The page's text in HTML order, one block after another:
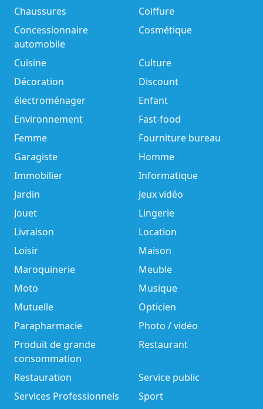
Chaussures
Coiffure
Concessionnaire
automobile
Cosmétique
Cuisine
Culture
Décoration
Discount
électroménager
Enfant
Environnement
Fast-food
Femme
Fourniture bureau
Garagiste
Homme
Immobilier
Informatique
Jardin
Jeux vidéo
Jouet
Lingerie
Livraison
Location
Loisir
Maison
Maroquinerie
Meuble
Moto
Musique
Mutuelle
Opticien
Parapharmacie
Photo / vidéo
Produit de grande
consommation
Restaurant
Restauration
Service public
Services Professionnels
Sport